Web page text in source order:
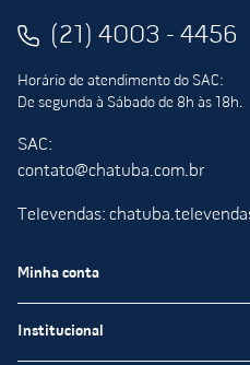
(21) 4003 - 4456
Horário de atendimento do SAC:
De segunda à Sábado de 8h às 18h.
SAC:
contato@chatuba.com.br
Televendas:
Minha conta
Institucional